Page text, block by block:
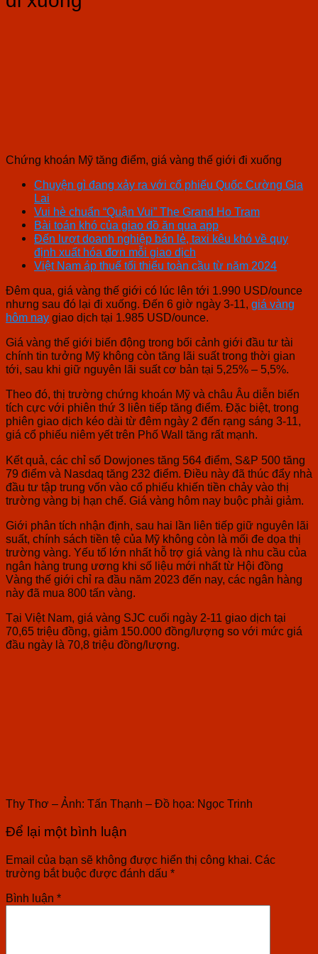
Chứng khoán Mỹ tăng điểm, giá vàng thế giới đi xuống
Chuyện gì đang xảy ra với cổ phiếu Quốc Cường Gia
Lai
Vui hè chuẩn “Quận Vui” The Grand Ho Tram
Bài toán khó của giao đồ ăn qua app
Đến lượt doanh nghiệp bán lẻ, taxi kêu khó về quy
định xuất hóa đơn mỗi giao dịch
Việt Nam áp thuế tối thiểu toàn cầu từ năm 2024
Đêm qua, giá vàng thế giới có lúc lên tới 1.990 USD/ounce
nhưng sau đó lại đi xuống. Đến 6 giờ ngày 3-11, giá vàng
hôm nay giao dịch tại 1.985 USD/ounce.
Giá vàng thế giới biến động trong bối cảnh giới đầu tư tài
chính tin tưởng Mỹ không còn tăng lãi suất trong thời gian
tới, sau khi giữ nguyên lãi suất cơ bản tại 5,25% – 5,5%.
Theo đó, thị trường chứng khoán Mỹ và châu Âu diễn biến
tích cực với phiên thứ 3 liên tiếp tăng điểm. Đặc biệt, trong
phiên giao dịch kéo dài từ đêm ngày 2 đến rạng sáng 3-11,
giá cổ phiếu niêm yết trên Phố Wall tăng rất mạnh.
Kết quả, các chỉ số Dowjones tăng 564 điểm, S&P 500 tăng
79 điểm và Nasdaq tăng 232 điểm. Điều này đã thúc đẩy nhà
đầu tư tập trung vốn vào cổ phiếu khiến tiền chảy vào thị
trường vàng bị hạn chế. Giá vàng hôm nay buộc phải giảm.
Giới phân tích nhận định, sau hai lần liên tiếp giữ nguyên lãi
suất, chính sách tiền tệ của Mỹ không còn là mối đe dọa thị
trường vàng. Yếu tố lớn nhất hỗ trợ giá vàng là nhu cầu của
ngân hàng trung ương khi số liệu mới nhất từ Hội đồng
Vàng thế giới chỉ ra đầu năm 2023 đến nay, các ngân hàng
này đã mua 800 tấn vàng.
Tại Việt Nam, giá vàng SJC cuối ngày 2-11 giao dịch tại
70,65 triệu đồng, giảm 150.000 đồng/lượng so với mức giá
đầu ngày là 70,8 triệu đồng/lượng.
Thy Thơ – Ảnh: Tấn Thạnh – Đồ họa: Ngọc Trinh
Để lại một bình luận
Email của bạn sẽ không được hiển thị công khai. Các
trường bắt buộc được đánh dấu *
Bình luận *